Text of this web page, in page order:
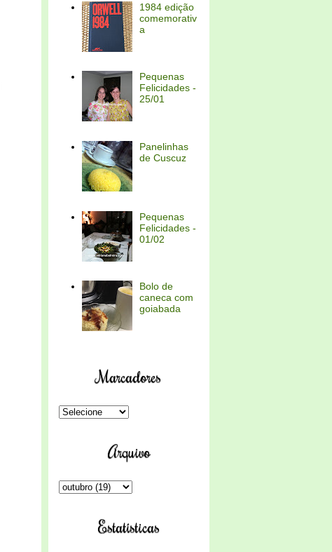
1984 edição
comemorativ
a
Pequenas
Felicidades -
25/01
Panelinhas
de Cuscuz
Pequenas
Felicidades -
01/02
Bolo de
caneca com
goiabada
Marcadores
Arquivo
Estatísticas